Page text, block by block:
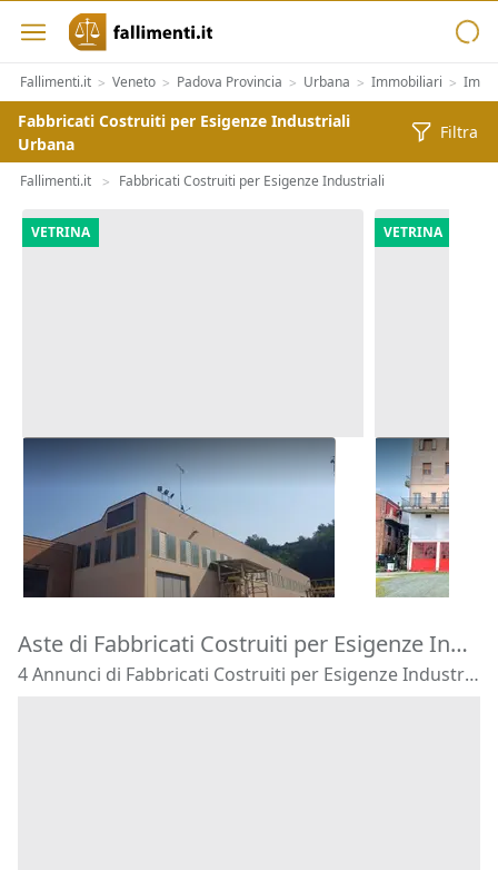
Fallimenti.it > Veneto > Padova Provincia > Urbana > Immobiliari >
Fabbricati Costruiti per Esigenze Industriali
Urbana
Filtra
Fallimenti.it > Fabbricati Costruiti per Esigenze Industriali
VETRINA
Asta Capannone con uffici, oltre a
cava e terreni agricoli
Portacomaro (Asti)
2.219.213 €
06/11/2026
VETRINA
Asta
corte
Rivalta
18.739 €
15/09/2026
Aste di Fabbricati Costruiti per Esigenze Industriali Urbana
4 Annunci di Fabbricati Costruiti per Esigenze Industriali - Urbana